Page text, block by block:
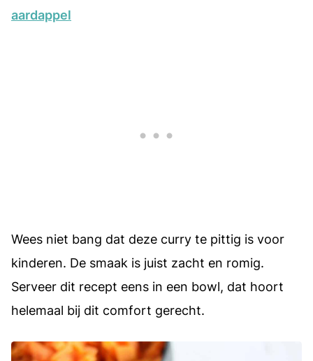
aardappel
Wees niet bang dat deze curry te pittig is voor
kinderen. De smaak is juist zacht en romig.
Serveer dit recept eens in een bowl, dat hoort
helemaal bij dit comfort gerecht.